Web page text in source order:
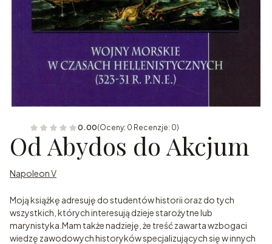
0.00(Oceny: 0 Recenzje: 0)
Od Abydos do Akcjum
Napoleon V
Moją książkę adresuję do studentów historii oraz do tych
wszystkich, których interesują dzieje starożytne lub
marynistyka.Mam także nadzieję, że treść zawarta wzbogaci
wiedzę zawodowych historyków specjalizujących się w innych